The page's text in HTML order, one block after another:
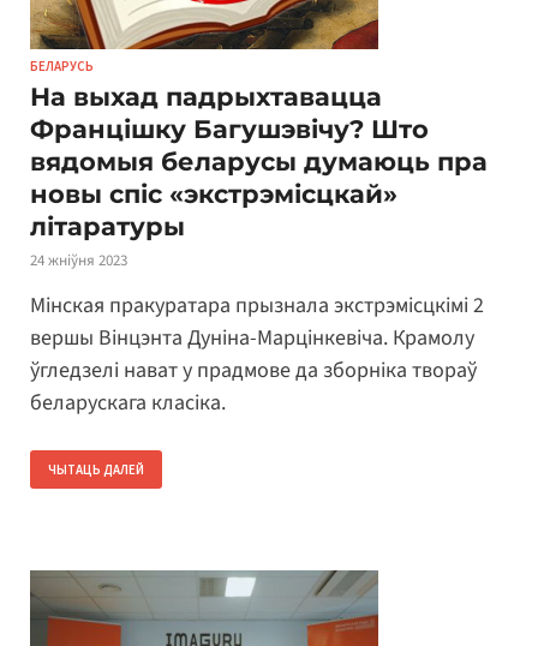
БЕЛАРУСЬ
На выхад падрыхтавацца
Францішку Багушэвічу? Што
вядомыя беларусы думаюць пра
новы спіс «экстрэмісцкай»
літаратуры
24 жніўня 2023
Мінская пракуратара прызнала экстрэмісцкімі 2
вершы Вінцэнта Дуніна-Марцінкевіча. Крамолу
ўгледзелі нават у прадмове да зборніка твораў
беларускага класіка.
ЧЫТАЦЬ ДАЛЕЙ